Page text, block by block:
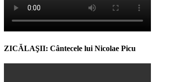
ZICĂLAŞII: Cântecele lui Nicolae Picu